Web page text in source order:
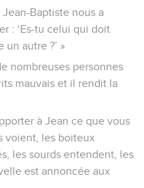
Baptiste nous a
: ‘Es-tu celui qui doit
autre ?’ »
nombreuses personnes
mauvais et il rendit la
à Jean ce que vous
voient, les boiteux
les sourds entendent, les
est annoncée aux